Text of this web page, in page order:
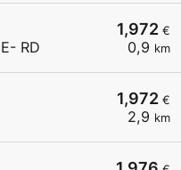
1,972 €
0,9 km
RD
1,972 €
2,9 km